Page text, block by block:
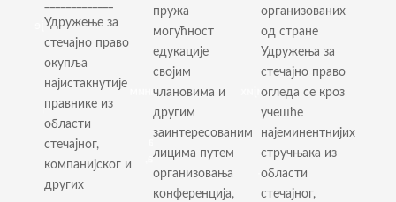
Удружење за
стечајно право
окупља
најистакнутије
правнике из
области
стечајног,
компанијског и
других
окупља
најистакнутије
правнике
из
стечајног,
компанијског
и других
сродних
грана
пружа
могућност
едукације
својим
члановима и
другим
заинтересованим
лицима путем
организовања
конференција,
едукације
својим
члановима
и
другим
заинтересованим
лицима
организовања
конференција,
округлих
столова,
организованих
од стране
Удружења за
стечајно право
огледа се кроз
учешће
најеминентнијих
стручњака из
области
стечајног,
стечајно
огледа
се кроз
учешће
најеминентнијих
стручњака
стечајног,
компанијског
и других